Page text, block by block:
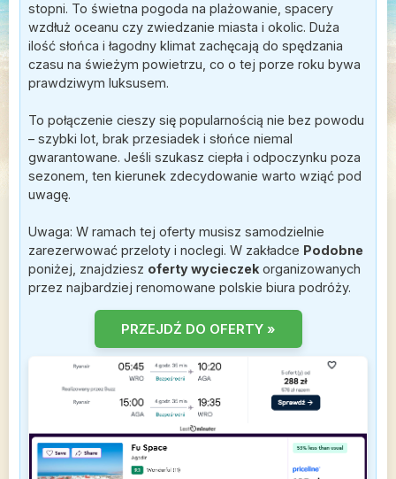
stopni. To świetna pogoda na plażowanie, spacery
wzdłuż oceanu czy zwiedzanie miasta i okolic. Duża
ilość słońca i łagodny klimat zachęcają do spędzania
czasu na świeżym powietrzu, co o tej porze roku bywa
prawdziwym luksusem.
To połączenie cieszy się popularnością nie bez powodu
– szybki lot, brak przesiadek i słońce niemal
gwarantowane. Jeśli szukasz ciepła i odpoczynku poza
sezonem, ten kierunek zdecydowanie warto wziąć pod
uwagę.
Uwaga: W ramach tej oferty musisz samodzielnie
zarezerwować przeloty i noclegi. W zakładce Podobne
poniżej, znajdziesz oferty wycieczek organizowanych
przez najbardziej renomowane polskie biura podróży.
PRZEJDŹ DO OFERTY »